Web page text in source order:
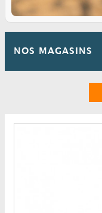
NOS MAGASINS